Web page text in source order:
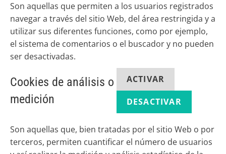
Son aquellas que permiten a los usuarios registrados
navegar a través del sitio Web, del área restringida y a
utilizar sus diferentes funciones, como por ejemplo,
el sistema de comentarios o el buscador y no pueden
ser desactivadas.
Cookies de análisis o
medición
ACTIVAR
DESACTIVAR
Son aquellas que, bien tratadas por el sitio Web o por
terceros, permiten cuantificar el número de usuarios